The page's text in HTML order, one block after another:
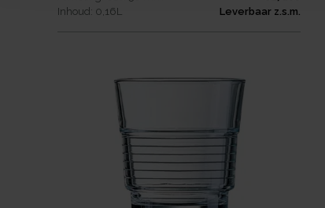
Inhoud: 0,16L
Leverbaar z.s.m.